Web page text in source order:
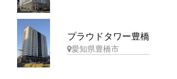
プラウドタワー豊橋
愛知県豊橋市